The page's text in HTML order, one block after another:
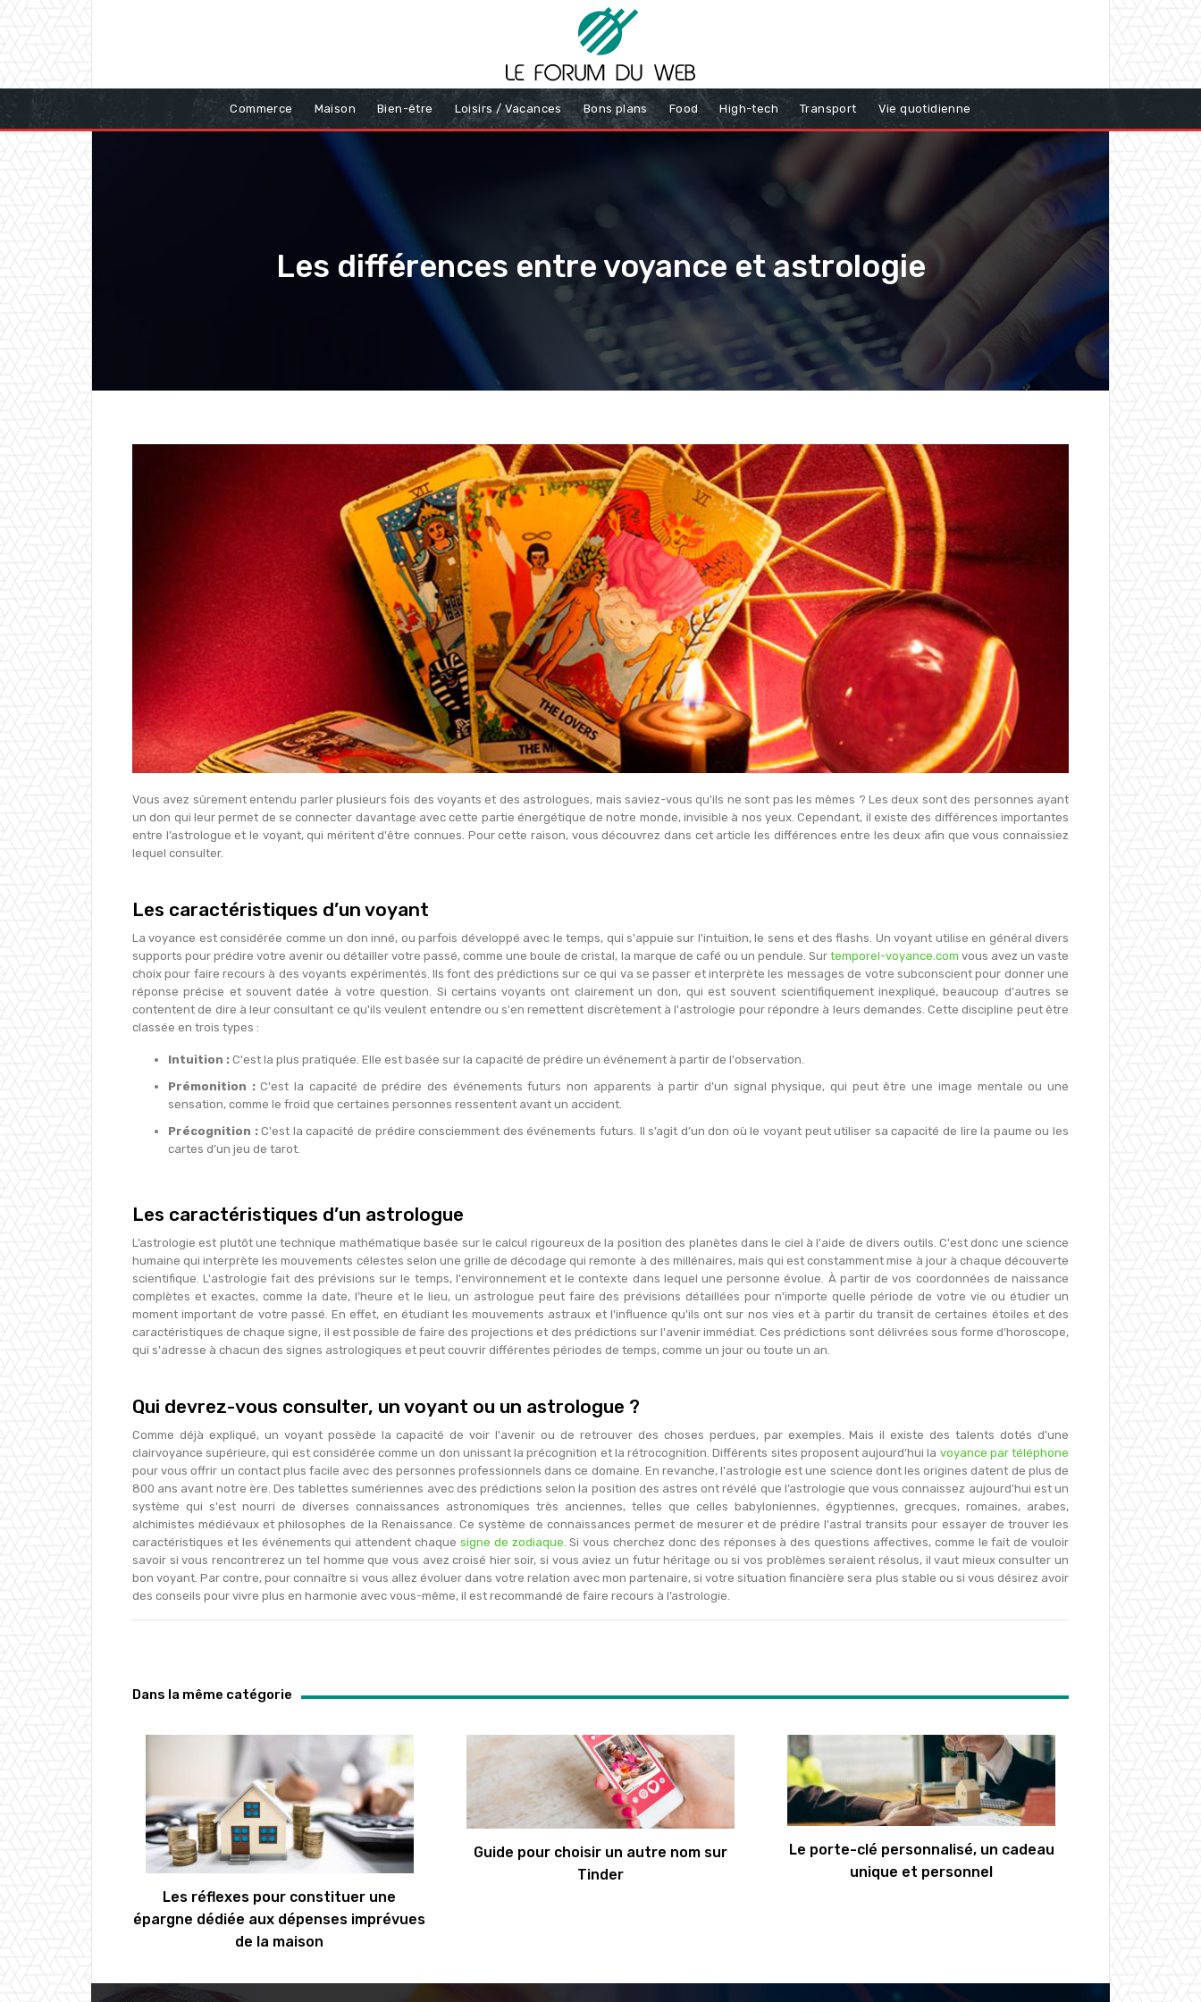
Commerce Maison Bien-être Loisirs / Vacances Bons plans Food High-tech Transport Vie quotidienne
Les différences entre voyance et astrologie
Vous avez sûrement entendu parler plusieurs fois des voyants et des astrologues, mais saviez-vous qu'ils ne sont pas les mêmes ? Les deux sont des personnes ayant
un don qui leur permet de se connecter davantage avec cette partie énergétique de notre monde, invisible à nos yeux. Cependant, il existe des différences importantes
entre l’astrologue et le voyant, qui méritent d'être connues. Pour cette raison, vous découvrez dans cet article les différences entre les deux afin que vous connaissiez
lequel consulter.
Les caractéristiques d’un voyant
La voyance est considérée comme un don inné, ou parfois développé avec le temps, qui s'appuie sur l'intuition, le sens et des flashs. Un voyant utilise en général divers
supports pour prédire votre avenir ou détailler votre passé, comme une boule de cristal, la marque de café ou un pendule. Sur temporel-voyance.com vous avez un vaste
choix pour faire recours à des voyants expérimentés. Ils font des prédictions sur ce qui va se passer et interprète les messages de votre subconscient pour donner une
réponse précise et souvent datée à votre question. Si certains voyants ont clairement un don, qui est souvent scientifiquement inexpliqué, beaucoup d'autres se
contentent de dire à leur consultant ce qu'ils veulent entendre ou s'en remettent discrètement à l'astrologie pour répondre à leurs demandes. Cette discipline peut être
classée en trois types :
Intuition : C'est la plus pratiquée. Elle est basée sur la capacité de prédire un événement à partir de l'observation.
Prémonition :C'est la capacité de prédire des événements futurs non apparents à partir d'un signal physique, qui peut être une image mentale ou une
sensation, comme le froid que certaines personnes ressentent avant un accident.
Précognition :C'est la capacité de prédire consciemment des événements futurs. Il s’agit d’un don où le voyant peut utiliser sa capacité de lire la paume ou les
cartes d’un jeu de tarot.
Les caractéristiques d’un astrologue
L’astrologie est plutôt une technique mathématique basée sur le calcul rigoureux de la position des planètes dans le ciel à l'aide de divers outils. C'est donc une science
humaine qui interprète les mouvements célestes selon une grille de décodage qui remonte à des millénaires, mais qui est constamment mise à jour à chaque découverte
scientifique. L'astrologie fait des prévisions sur le temps, l'environnement et le contexte dans lequel une personne évolue. À partir de vos coordonnées de naissance
complètes et exactes, comme la date, l’heure et le lieu, un astrologue peut faire des prévisions détaillées pour n'importe quelle période de votre vie ou étudier un
moment important de votre passé. En effet, en étudiant les mouvements astraux et l'influence qu'ils ont sur nos vies et à partir du transit de certaines étoiles et des
caractéristiques de chaque signe, il est possible de faire des projections et des prédictions sur l'avenir immédiat. Ces prédictions sont délivrées sous forme d’horoscope,
qui s'adresse à chacun des signes astrologiques et peut couvrir différentes périodes de temps, comme un jour ou toute un an.
Qui devrez-vous consulter, un voyant ou un astrologue ?
Comme déjà expliqué, un voyant possède la capacité de voir l'avenir ou de retrouver des choses perdues, par exemples. Mais il existe des talents dotés d’une
clairvoyance supérieure, qui est considérée comme un don unissant la précognition et la rétrocognition. Différents sites proposent aujourd’hui la voyance par téléphone
pour vous offrir un contact plus facile avec des personnes professionnels dans ce domaine. En revanche, l'astrologie est une science dont les origines datent de plus de
800 ans avant notre ère. Des tablettes sumériennes avec des prédictions selon la position des astres ont révélé que l’astrologie que vous connaissez aujourd'hui est un
système qui s'est nourri de diverses connaissances astronomiques très anciennes, telles que celles babyloniennes, égyptiennes, grecques, romaines, arabes,
alchimistes médiévaux et philosophes de la Renaissance. Ce système de connaissances permet de mesurer et de prédire l'astral transits pour essayer de trouver les
caractéristiques et les événements qui attendent chaque signe de zodiaque . Si vous cherchez donc des réponses à des questions affectives, comme le fait de vouloir
savoir si vous rencontrerez un tel homme que vous avez croisé hier soir, si vous aviez un futur héritage ou si vos problèmes seraient résolus, il vaut mieux consulter un
bon voyant. Par contre, pour connaître si vous allez évoluer dans votre relation avec mon partenaire, si votre situation financière sera plus stable ou si vous désirez avoir
des conseils pour vivre plus en harmonie avec vous-même, il est recommandé de faire recours à l’astrologie.
Dans la même catégorie
Les réflexes pour constituer une
épargne dédiée aux dépenses imprévues
de la maison
Guide pour choisir un autre nom sur
Tinder
Le porte-clé personnalisé, un cadeau
unique et personnel